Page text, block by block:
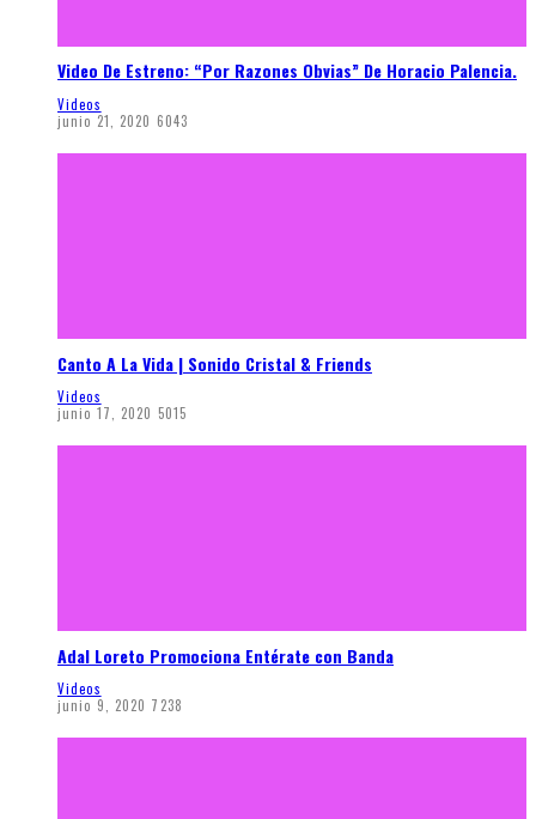
Video De Estreno: “Por Razones Obvias” De Horacio Palencia.
Videos
junio 21, 2020 6043
Canto A La Vida | Sonido Cristal & Friends
Videos
junio 17, 2020 5015
Adal Loreto Promociona Entérate con Banda
Videos
junio 9, 2020 7238